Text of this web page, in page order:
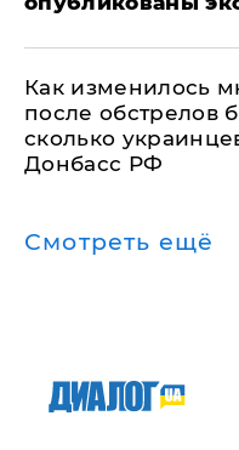
Как изменилось
после обстрелов
сколько
Донбасс РФ
Смотреть ещё